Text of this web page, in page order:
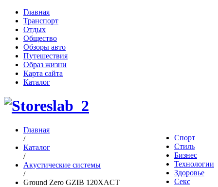
Главная
Транспорт
Отдых
Общество
Обзоры авто
Путешествия
Образ жизни
Карта сайта
Каталог
Спорт
Стиль
Бизнес
Технологии
Здоровье
Секс
Главная
/
Каталог
/
Акустические системы
/
Ground Zero GZIB 120XACT